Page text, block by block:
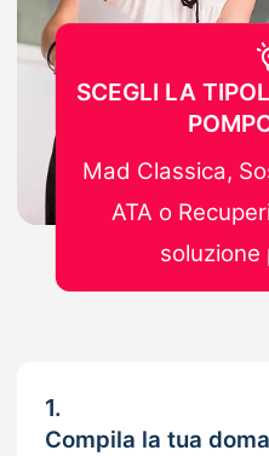
1.
Compila la tua
SCEGLI LA
Mad Classica,
ATA o